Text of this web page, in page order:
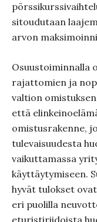
sitoudutaan
arvon
Osuustoiminnalla
rajattomien ja
valtion
että
omistusrakenne,
tulevaisuudesta
vaikuttamassa
käyttäytymiseen.
hyvät tulokset
eri puolilla
eturistiriidoista